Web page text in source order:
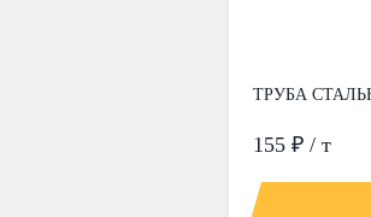
ТРУБА
155 ₽ / т